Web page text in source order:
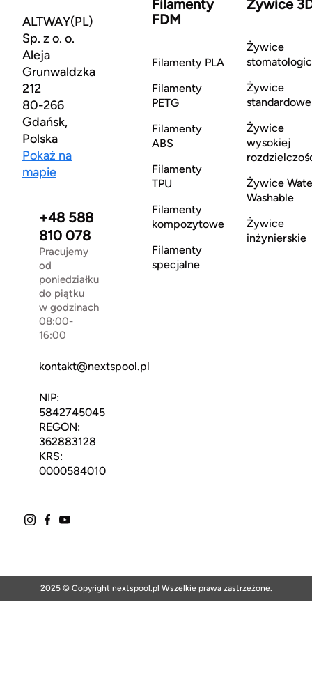
ALTWAY(PL)
Sp. z o. o.
Aleja
Grunwaldzka
212
80-266
Gdańsk,
Polska
Pokaż na
mapie
+48 588
810 078
Pracujemy
od
poniedziałku
do piątku
w godzinach
08:00-
16:00
kontakt@nextspool.pl
NIP:
5842745045
REGON:
362883128
KRS:
0000584010
Filamenty
FDM
Filamenty PLA
Filamenty
PETG
Filamenty
ABS
Filamenty
TPU
Filamenty
kompozytowe
Filamenty
specjalne
Żywice
Żywice
Żywice
standardowe
Żywice
wysokiej
Żywice
Washable
Żywice
inżynierskie